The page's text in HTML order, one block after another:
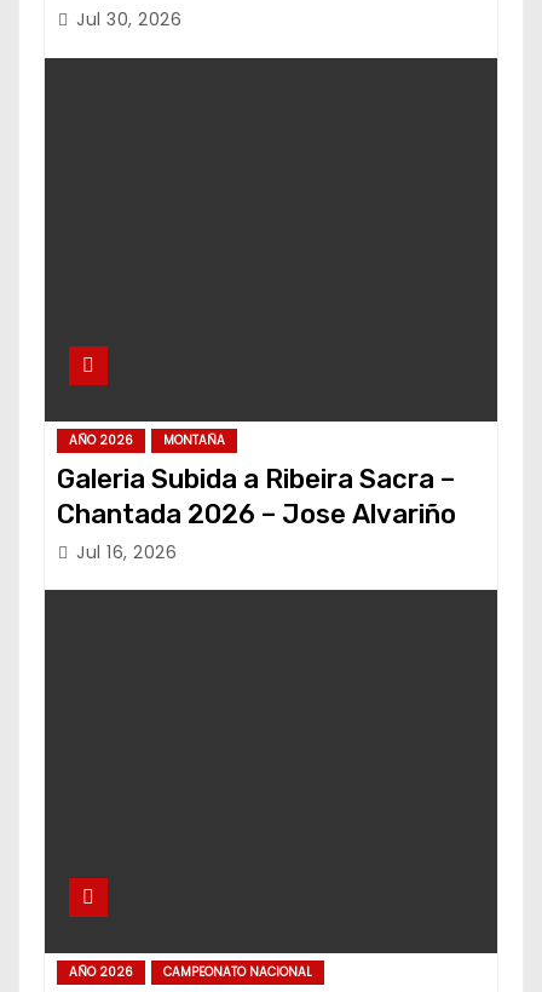
Jul 30, 2026
AÑO 2026 MONTAÑA
Galeria Subida a Ribeira Sacra –
Chantada 2026 – Jose Alvariño
Jul 16, 2026
AÑO 2026 CAMPEONATO NACIONAL